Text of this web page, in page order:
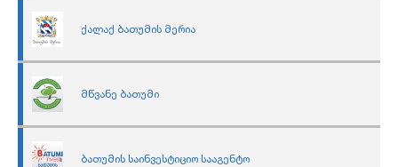
ქალაქ ბათუმის მერია
მწვანე ბათუმი
ბათუმის საინვესტიციო სააგენტო